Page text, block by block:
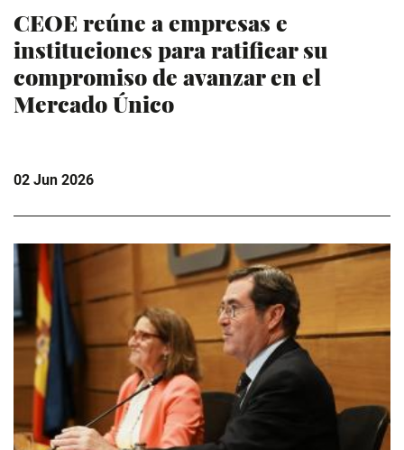
CEOE reúne a empresas e
instituciones para ratificar su
compromiso de avanzar en el
Mercado Único
02 Jun 2026